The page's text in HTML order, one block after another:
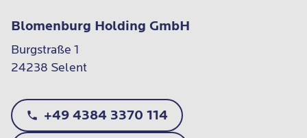
Blomenburg Holding GmbH
Burgstraße 1
24238 Selent
+49 4384 3370 114